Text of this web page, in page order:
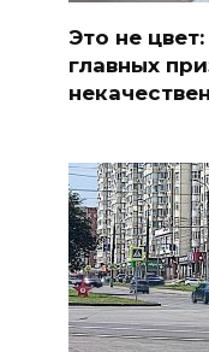
Это не
главных